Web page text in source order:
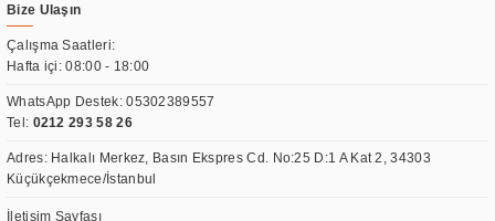
Bize Ulaşın
Çalışma Saatleri:
Hafta içi: 08:00 - 18:00
WhatsApp Destek:05302389557
Tel: 0212 293 58 26
Adres: Halkalı Merkez, Basın Ekspres Cd. No:25 D:1 A Kat 2, 34303
Küçükçekmece/İstanbul
İletişim Sayfası